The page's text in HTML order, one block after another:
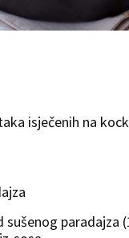
isječenih na
sušenog paradajza